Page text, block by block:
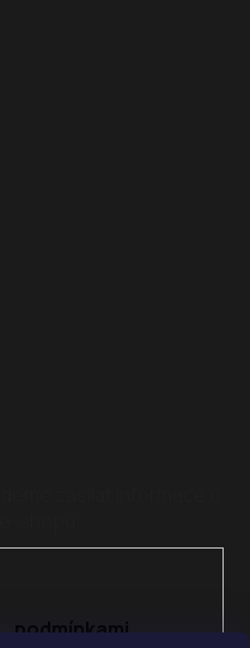
spodmínkami